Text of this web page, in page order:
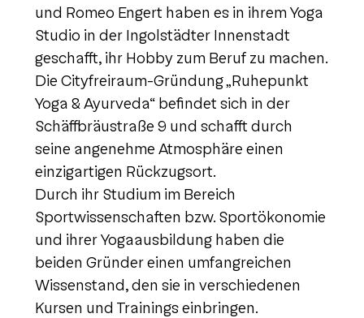
und Romeo Engert haben es in ihrem Yoga
Studio in der Ingolstädter Innenstadt
geschafft, ihr Hobby zum Beruf zu machen.
Die Cityfreiraum-Gründung „Ruhepunkt
Yoga & Ayurveda“ befindet sich in der
Schäffbräustraße 9 und schafft durch
seine angenehme Atmosphäre einen
einzigartigen Rückzugsort.
Durch ihr Studium im Bereich
Sportwissenschaften bzw. Sportökonomie
und ihrer Yogaausbildung haben die
beiden Gründer einen umfangreichen
Wissenstand, den sie in verschiedenen
Kursen und Trainings einbringen.